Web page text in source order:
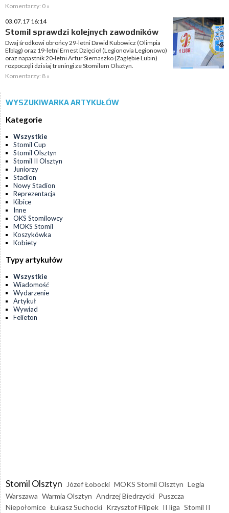
Komentarzy: 0 »
03.07.17 16:14
Stomil sprawdzi kolejnych zawodników
Dwaj środkowi obrońcy 29-letni Dawid Kubowicz (Olimpia
Elbląg) oraz 19-letni Ernest Dzięcioł (Legionovia Legionowo)
oraz napastnik 20-letni Artur Siemaszko (Zagłębie Lubin)
rozpoczęli dzisiaj treningi ze Stomilem Olsztyn.
Komentarzy: 8 »
WYSZUKIWARKA ARTYKUŁÓW
Kategorie
Wszystkie
Stomil Cup
Stomil Olsztyn
Stomil II Olsztyn
Juniorzy
Stadion
Nowy Stadion
Reprezentacja
Kibice
Inne
OKS Stomilowcy
MOKS Stomil
Koszykówka
Kobiety
Typy artykułów
Wszystkie
Wiadomość
Wydarzenie
Artykuł
Wywiad
Felieton
Stomil Olsztyn Józef Łobocki MOKS Stomil Olsztyn Legia
Warszawa Warmia Olsztyn Andrzej Biedrzycki Puszcza
Niepołomice Łukasz Suchocki Krzysztof Filipek II liga Stomil II